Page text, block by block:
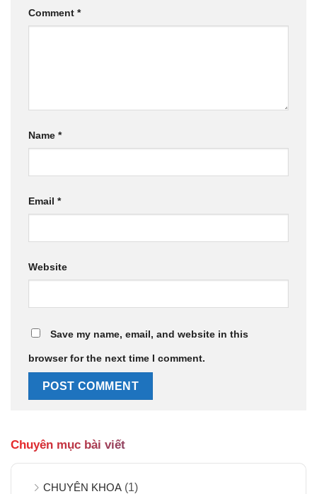
Comment *
Name *
Email *
Website
Save my name, email, and website in this
browser for the next time I comment.
Chuyên mục bài viết
CHUYÊN KHOA (1)